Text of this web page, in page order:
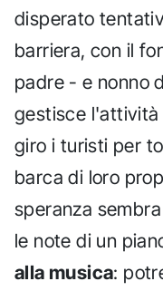
disperato
barriera, con il
padre - e nonno
gestisce l'attività
giro i turisti per
barca di loro
speranza
le note di un
alla musica: